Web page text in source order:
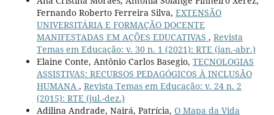
Fernando Roberto Ferreira Silva, EXTENSÃO
UNIVERSITÁRIA E FORMAÇÃO DOCENTE
MANIFESTADAS EM AÇÕES EDUCATIVAS , Revista
Temas em Educação: v. 30 n. 1 (2021): RTE (jan.-abr.)
Elaine Conte, Antônio Carlos Basegio, TECNOLOGIAS
ASSISTIVAS: RECURSOS PEDAGÓGICOS À INCLUSÃO
HUMANA , Revista Temas em Educação: v. 24 n. 2
(2015): RTE (jul.-dez.)
Adilina Andrade, Nairá, Patrícia, O Mapa da Vida